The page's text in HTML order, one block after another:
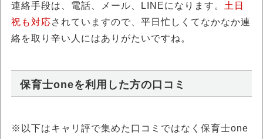
連絡手段は、電話、メール、LINEになります。 土日
祝も対応されていますので、平日忙しくてなかなか連
絡を取り辛い人にはありがたいですね。
保育士oneを利用した方の口コミ
※以下はキャリ評で集めた口コミではなく保育士one